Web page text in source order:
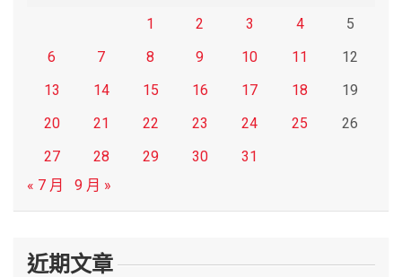
1
2 3 4
5
6
7 8 9 10 11
12
13
14 15 16 17 18
19
20
21 22 23 24 25
26
27
28 29 30
31
« 7 月
9 月 »
近期文章